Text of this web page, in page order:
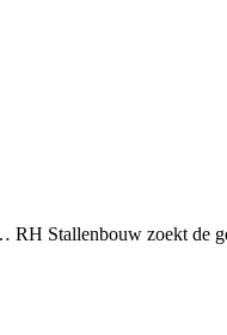
RH Stallenbouw zoekt de